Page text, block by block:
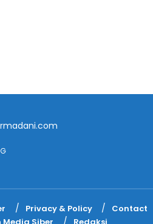
Privacy & Policy
Contact